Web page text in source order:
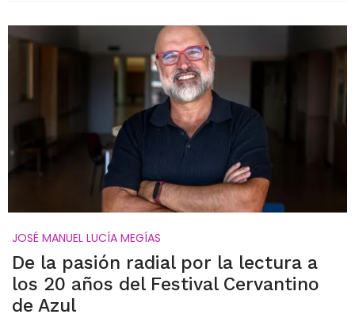
JOSÉ MANUEL LUCÍA MEGÍAS
De la pasión radial por la lectura a
los 20 años del Festival Cervantino
de Azul